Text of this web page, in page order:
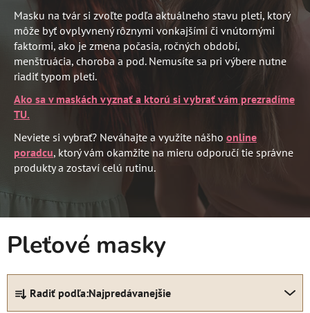
Masku na tvár si zvoľte podľa aktuálneho stavu pleti, ktorý
môže byť ovplyvnený rôznymi vonkajšími či vnútornými
faktormi, ako je zmena počasia, ročných období,
menštruácia, choroba a pod. Nemusíte sa pri výbere nutne
riadiť typom pleti.
Ako sa v maskách vyznať a ktorú si vybrať vám prezradíme
TU.
Neviete si vybrať? Neváhajte a využite nášho online
poradcu, ktorý vám okamžite na mieru odporučí tie správne
produkty a zostaví celú rutinu.
Pleťové masky
R
Radiť podľa:Najpredávanejšie